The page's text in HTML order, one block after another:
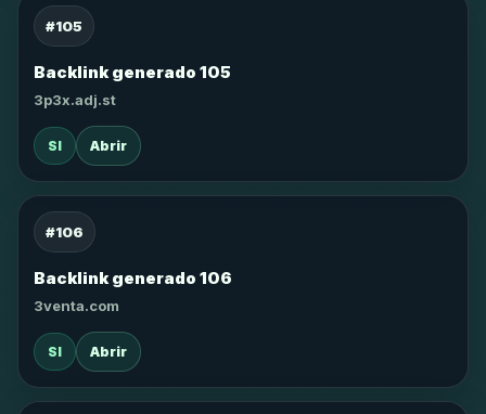
#105
Backlink generado 105
3p3x.adj.st
SI Abrir
#106
Backlink generado 106
3venta.com
SI Abrir